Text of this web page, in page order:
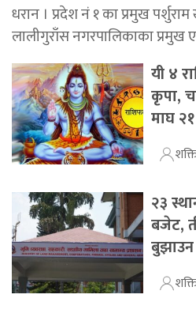
धरान । प्रदेश नं १ का प्रमुख
लालीगुराँस नगरपालिकाका
यी ४
कृपा,
माघ
२३
बजेट,
बुझाउन